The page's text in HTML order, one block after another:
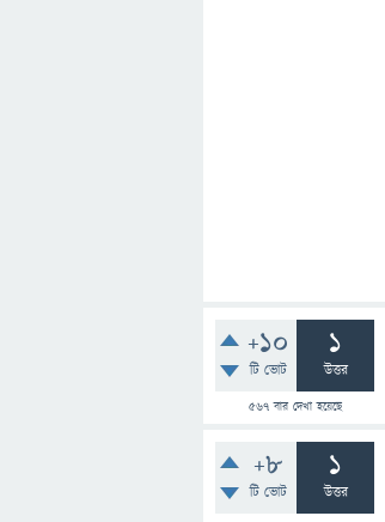
+10
টি ভোট
1
উত্তর
567বার দেখা হয়েছে
+8
টি ভোট
1
উত্তর